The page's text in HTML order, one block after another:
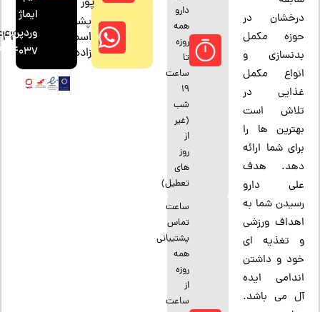
درخشان در
حوزه مکمل
بدنسازی و
انواع مکمل
غذایی در
تلاش است
بهترین ها را
برای شما ارائه
دهد. هدف
علی دارو
رسیدن شما به
اهداف ورزشی
و تغذیه ای
خود و داشتن
اندامی ایده
آل می باشد.
دارو
همه
روزه
تا
ساعت
19
شب
(غیر
از
روز
های
تعطیل)
ساعت
تماس
پشتیبانی
همه
روزه
از
ساعت
پشتیبان:
اسمعیل
زاده
ایماژ
وردپرس